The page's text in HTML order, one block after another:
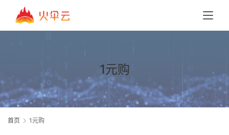
1元购
首页 1元购